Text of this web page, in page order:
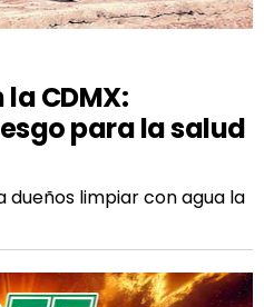
CDMX:
para la salud
dueños limpiar con agua la